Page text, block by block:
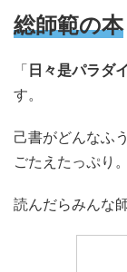
総師範の本
「 日々是パラダ
す。
己書がどんなふ
ごたえたっぷり。
読んだらみんな